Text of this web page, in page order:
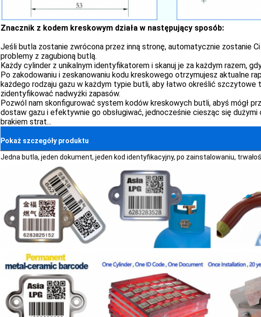
Znacznik z kodem kreskowym działa w następujący sposób:
Jeśli butla zostanie zwrócona przez inną stronę, automatycznie zostanie Ci
problemy z zagubioną butlą.
Każdy cylinder z unikalnym identyfikatorem i skanuj je za każdym razem,
Po zakodowaniu i zeskanowaniu kodu kreskowego otrzymujesz aktualne
każdego rodzaju gazu w każdym typie butli, aby łatwo określić szczytowe
zidentyfikować nadwyżki zapasów.
Pozwól nam skonfigurować system kodów kreskowych butli, abyś mógł
dostaw gazu i efektywnie go obsługiwać, jednocześnie ciesząc się
brakiem strat...
Pokaż szczegóły produktu
Jedna butla, jeden dokument, jeden kod identyfikacyjny, po zainstalowaniu,